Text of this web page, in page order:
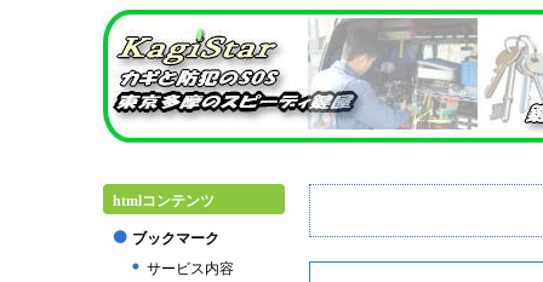
htmlコンテンツ
ブックマーク
サービス内容